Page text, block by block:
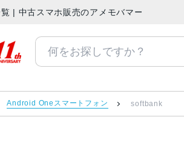
| 中古スマホ販売のアメモバマーケット
Android Oneスマートフォン softbank